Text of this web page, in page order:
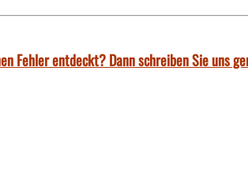
Fehler entdeckt? Dann schreiben Sie uns